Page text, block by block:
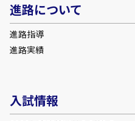
進路について
進路指導
進路実績
入試情報